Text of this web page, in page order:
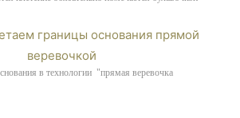
в технологии "прямая веревочка